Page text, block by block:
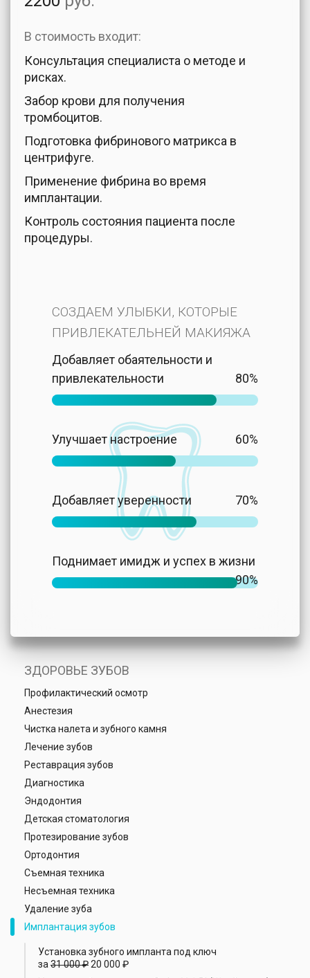
В стоимость входит:
Консультация специалиста о методе и
рисках.
Забор крови для получения
тромбоцитов.
Подготовка фибринового матрикса в
центрифуге.
Применение фибрина во время
имплантации.
Контроль состояния пациента после
процедуры.
СОЗДАЕМ УЛЫБКИ, КОТОРЫЕ
ПРИВЛЕКАТЕЛЬНЕЙ МАКИЯЖА
Добавляет обаятельности и
привлекательности
80%
Улучшает настроение 60%
Добавляет уверенности 70%
Поднимает имидж и успех в жизни
90%
ЗДОРОВЬЕ ЗУБОВ
Профилактический осмотр
Анестезия
Чистка налета и зубного камня
Лечение зубов
Реставрация зубов
Диагностика
Эндодонтия
Детская стоматология
Протезирование зубов
Ортодонтия
Съемная техника
Несъемная техника
Удаление зуба
Имплантация зубов
Установка зубного импланта под ключ
за 31 000 ₽20 000 ₽